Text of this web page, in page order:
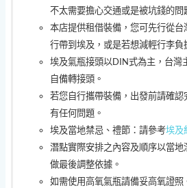
不太需要擔心交通或是被坑錢的問
本店提供租借裝備，您可先行從
行帶到埃及，或是若想減輕行李負
埃及氣瓶接頭以DIN式為主，台灣
自備轉接頭。
若您自行攜帶裝備，出發前請確
有任何問題。
埃及當地禁忌、禮節：請參考埃及
潛點實際安排之內容及順序以當
做最後調整依據。
如需使用高氧氣瓶請備妥高氧證照